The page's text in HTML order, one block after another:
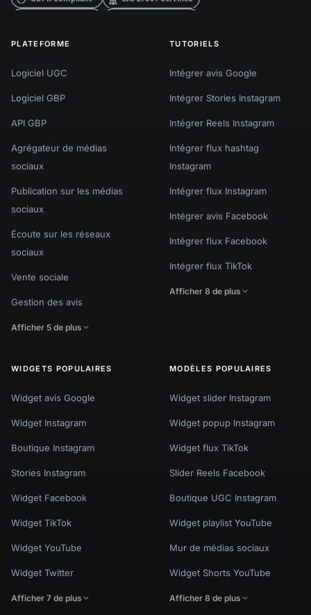
PLATEFORME
Logiciel UGC
Logiciel GBP
API GBP
Agrégateur de médias
sociaux
Publication sur les médias
sociaux
Écoute sur les réseaux
sociaux
Vente sociale
Gestion des avis
Afficher 5 de plus
TUTORIELS
Intégrer avis Google
Intégrer Stories Instagram
Intégrer Reels Instagram
Intégrer flux hashtag
Instagram
Intégrer flux Instagram
Intégrer avis Facebook
Intégrer flux Facebook
Intégrer flux TikTok
Afficher 8 de plus
WIDGETS POPULAIRES
Widget avis Google
Widget Instagram
Boutique Instagram
Stories Instagram
Widget Facebook
Widget TikTok
Widget YouTube
Widget Twitter
Afficher 7 de plus
MODÈLES POPULAIRES
Widget slider Instagram
Widget popup Instagram
Widget flux TikTok
Slider Reels Facebook
Boutique UGC Instagram
Widget playlist YouTube
Mur de médias sociaux
Widget Shorts YouTube
Afficher 8 de plus